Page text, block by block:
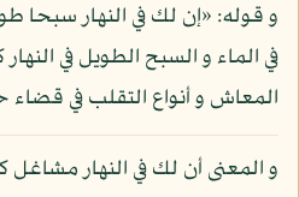
و قوله: «إن لك في النهار سبحا
في الماء و السبح الطويل في
المعاش و أنواع التقلب في قضاء
و المعنى أن لك في النهار